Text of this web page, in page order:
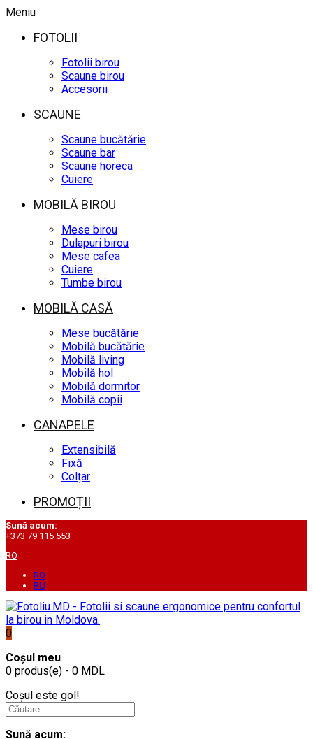
Meniu
FOTOLII
Fotolii birou
Scaune birou
Accesorii
SCAUNE
Scaune bucătărie
Scaune bar
Scaune horeca
Cuiere
MOBILĂ BIROU
Mese birou
Dulapuri birou
Mese cafea
Cuiere
Tumbe birou
MOBILĂ CASĂ
Mese bucătărie
Mobilă bucătărie
Mobilă living
Mobilă hol
Mobilă dormitor
Mobilă copii
CANAPELE
Extensibilă
Fixă
Colțar
PROMOȚII
Sună acum:
+373 79 115 553
RO
RO
RU
0
Coșul meu
0 produs(e) - 0 MDL
Coșul este gol!
Sună acum: